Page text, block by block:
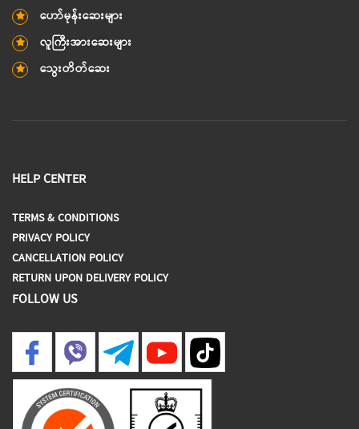
ဟော်မုန်းဆေးများ
လူကြီးအားဆေးများ
သွေးတိတ်ဆေး
HELP CENTER
TERMS & CONDITIONS
PRIVACY POLICY
CANCELLATION POLICY
RETURN UPON DELIVERY POLICY
FOLLOW US